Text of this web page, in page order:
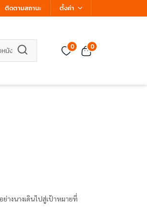
ติดตามสถานะ ตั้งค่า
0 0